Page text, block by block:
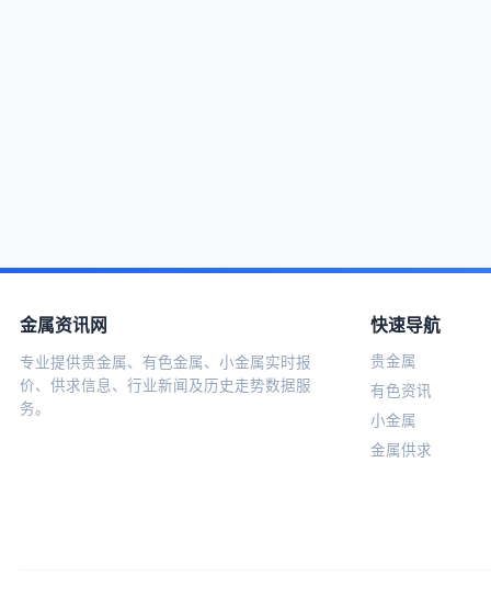
金属资讯网
专业提供贵金属、有色金属、小金属实时报
价、供求信息、行业新闻及历史走势数据服
务。
快速导航
贵金属
有色资讯
小金属
金属供求